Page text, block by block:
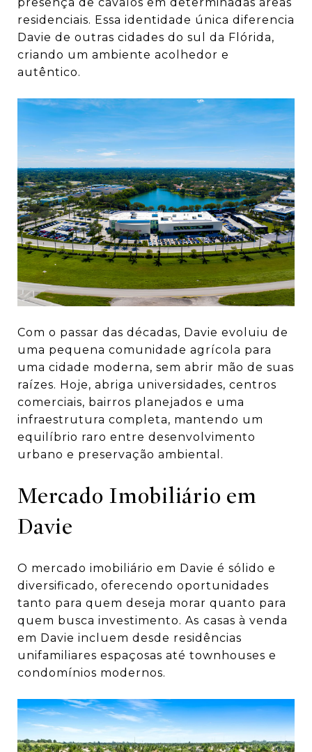
residenciais. Essa identidade única diferencia
Davie de outras cidades do sul da Flórida,
criando um ambiente acolhedor e
autêntico.
Com o passar das décadas, Davie evoluiu de
uma pequena comunidade agrícola para
uma cidade moderna, sem abrir mão de suas
raízes. Hoje, abriga universidades, centros
comerciais, bairros planejados e uma
infraestrutura completa, mantendo um
equilíbrio raro entre desenvolvimento
urbano e preservação ambiental.
Mercado Imobiliário em
Davie
O mercado imobiliário em Davie é sólido e
diversificado, oferecendo oportunidades
tanto para quem deseja morar quanto para
quem busca investimento. As casas à venda
em Davie incluem desde residências
unifamiliares espaçosas até townhouses e
condomínios modernos.